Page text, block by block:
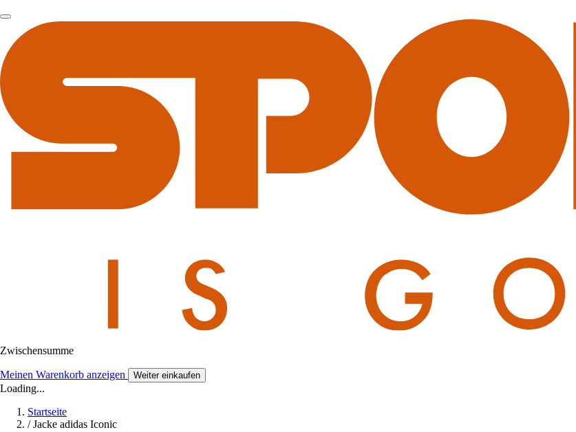
Zwischensumme
Meinen Warenkorb anzeigen Weiter einkaufen
Loading...
Startseite
/ Jacke adidas Iconic